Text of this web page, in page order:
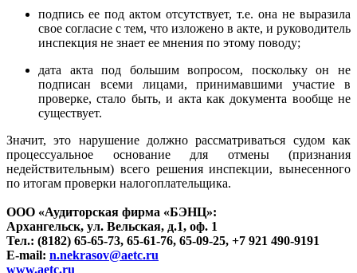
подпись ее под актом отсутствует, т.е. она не выразила
свое согласие с тем, что изложено в акте, и руководитель
инспекция не знает ее мнения по этому поводу;
дата акта под большим вопросом, поскольку он не
подписан всеми лицами, принимавшими участие в
проверке, стало быть, и акта как документа вообще не
существует.
Значит, это нарушение должно рассматриваться судом как
процессуальное основание для отмены (признания
недействительным) всего решения инспекции, вынесенного
по итогам проверки налогоплательщика.
ООО «Аудиторская фирма «БЭНЦ»:
Архангельск, ул. Вельская, д.1, оф. 1
Тел.: (8182) 65-65-73, 65-61-76, 65-09-25, +7 921 490-9191
E-mail: n.nekrasov@aetc.ru
www.aetc.ru